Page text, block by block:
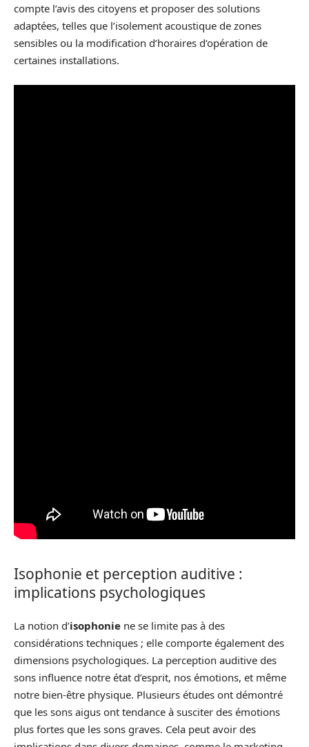
compte l’avis des citoyens et proposer des solutions
adaptées, telles que l’isolement acoustique de zones
sensibles ou la modification d’horaires d’opération de
certaines installations.
Isophonie et perception auditive :
implications psychologiques
La notion d’isophonie ne se limite pas à des
considérations techniques ; elle comporte également des
dimensions psychologiques. La perception auditive des
sons influence notre état d’esprit, nos émotions, et même
notre bien-être physique. Plusieurs études ont démontré
que les sons aigus ont tendance à susciter des émotions
plus fortes que les sons graves. Cela peut avoir des